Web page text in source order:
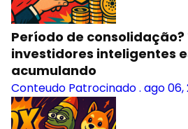
Período de
investidores inteligentes
acumulando
Conteudo Patrocinado. ago 06,